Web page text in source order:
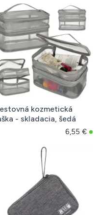
kozmetická
- skladacia, šedá
6,55 €